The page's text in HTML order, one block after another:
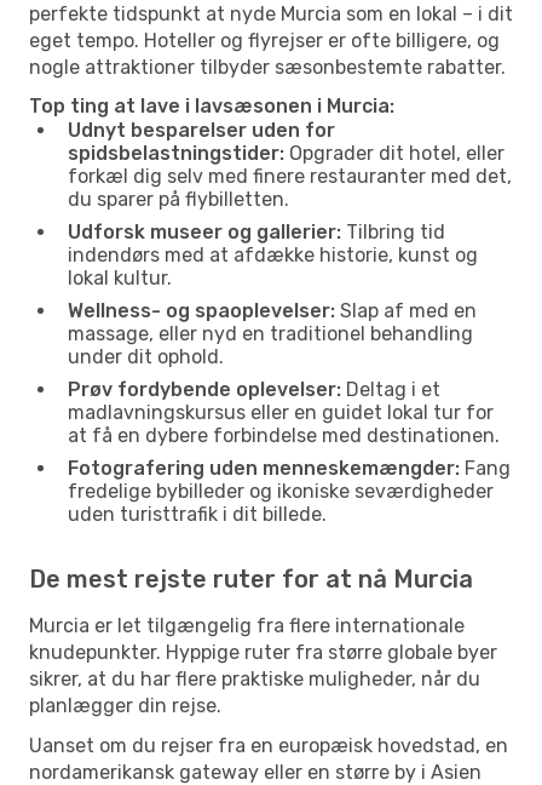
perfekte tidspunkt at nyde Murcia som en lokal – i dit
eget tempo. Hoteller og flyrejser er ofte billigere, og
nogle attraktioner tilbyder sæsonbestemte rabatter.
Top ting at lave i lavsæsonen i Murcia:
Udnyt besparelser uden for
spidsbelastningstider: Opgrader dit hotel, eller
forkæl dig selv med finere restauranter med det,
du sparer på flybilletten.
Udforsk museer og gallerier: Tilbring tid
indendørs med at afdække historie, kunst og
lokal kultur.
Wellness- og spaoplevelser: Slap af med en
massage, eller nyd en traditionel behandling
under dit ophold.
Prøv fordybende oplevelser: Deltag i et
madlavningskursus eller en guidet lokal tur for
at få en dybere forbindelse med destinationen.
Fotografering uden menneskemængder: Fang
fredelige bybilleder og ikoniske seværdigheder
uden turisttrafik i dit billede.
De mest rejste ruter for at nå Murcia
Murcia er let tilgængelig fra flere internationale
knudepunkter. Hyppige ruter fra større globale byer
sikrer, at du har flere praktiske muligheder, når du
planlægger din rejse.
Uanset om du rejser fra en europæisk hovedstad, en
nordamerikansk gateway eller en større by i Asien